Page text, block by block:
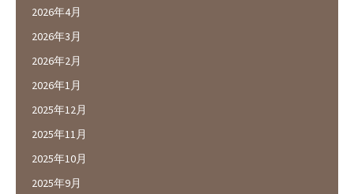
2026年4月
2026年3月
2026年2月
2026年1月
2025年12月
2025年11月
2025年10月
2025年9月